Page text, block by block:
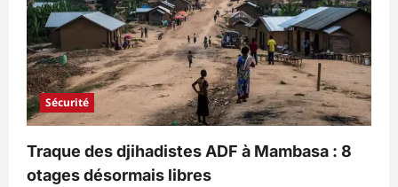
Sécurité
Traque des djihadistes ADF à Mambasa : 8
otages désormais libres